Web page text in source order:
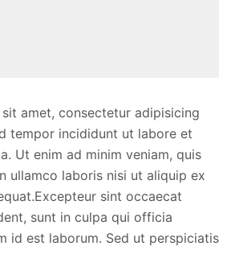
amet, consectetur adipisicing
tempor incididunt ut labore et
Ut enim ad minim veniam, quis
ullamco laboris nisi ut aliquip ex
sint occaecat
sunt in culpa qui officia
id est laborum. Sed ut perspiciatis